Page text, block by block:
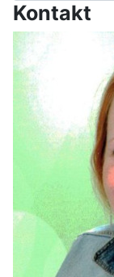
Kontakt